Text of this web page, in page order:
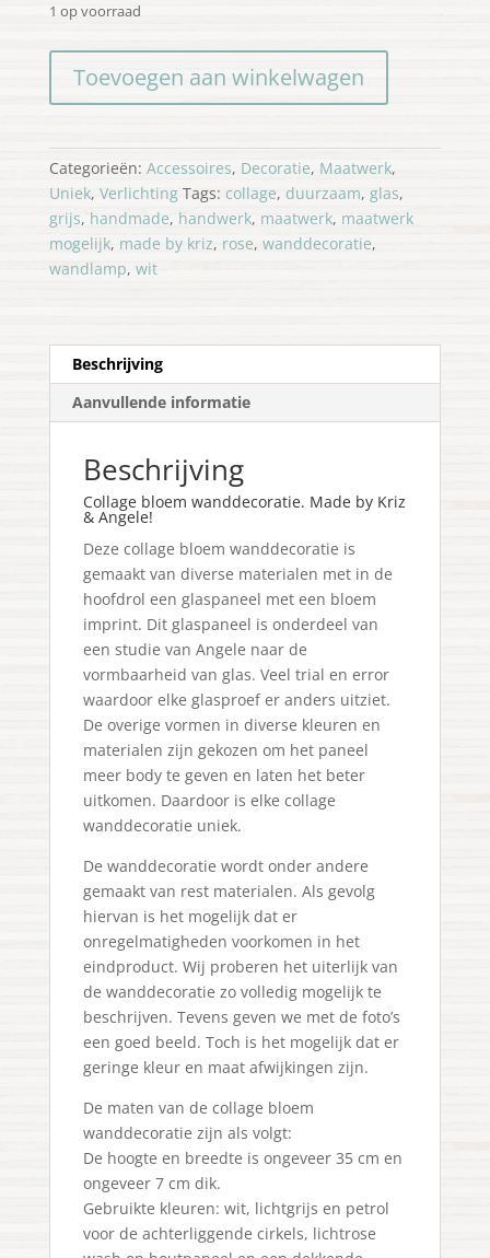
1 op voorraad
bloem
Toevoegen aan winkelwagen
Categorieën: Accessoires, Decoratie, Maatwerk,
Uniek, Verlichting Tags: collage, duurzaam, glas,
grijs, handmade, handwerk, maatwerk, maatwerk
mogelijk, made by kriz, rose, wanddecoratie,
wandlamp, wit
Beschrijving
Aanvullende informatie
Beschrijving
Collage bloem wanddecoratie. Made by Kriz
& Angele!
Deze collage bloem wanddecoratie is
gemaakt van diverse materialen met in de
hoofdrol een glaspaneel met een bloem
imprint. Dit glaspaneel is onderdeel van
een studie van Angele naar de
vormbaarheid van glas. Veel trial en error
waardoor elke glasproef er anders uitziet.
De overige vormen in diverse kleuren en
materialen zijn gekozen om het paneel
meer body te geven en laten het beter
uitkomen. Daardoor is elke collage
wanddecoratie uniek.
De wanddecoratie wordt onder andere
gemaakt van rest materialen. Als gevolg
hiervan is het mogelijk dat er
onregelmatigheden voorkomen in het
eindproduct. Wij proberen het uiterlijk van
de wanddecoratie zo volledig mogelijk te
beschrijven. Tevens geven we met de foto’s
een goed beeld. Toch is het mogelijk dat er
geringe kleur en maat afwijkingen zijn.
De maten van de collage bloem
wanddecoratie zijn als volgt:
De hoogte en breedte is ongeveer 35 cm en
ongeveer 7 cm dik.
Gebruikte kleuren: wit, lichtgrijs en petrol
voor de achterliggende cirkels, lichtrose